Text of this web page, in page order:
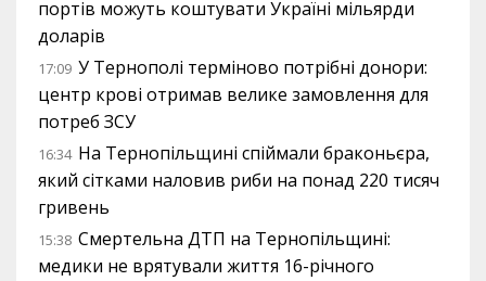
портів можуть коштувати Україні мільярди
доларів
17:09 У Тернополі терміново потрібні донори:
центр крові отримав велике замовлення для
потреб ЗСУ
16:34 На Тернопільщині спіймали браконьєра,
який сітками наловив риби на понад 220 тисяч
гривень
15:38 Смертельна ДТП на Тернопільщині:
медики не врятували життя 16-річного